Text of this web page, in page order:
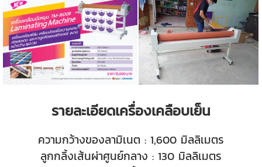
รายละเอียดเครื่องเคลือบเย็น
ความกว้างของลามิเนต : 1,600 มิลลิเมตร
ลูกกลิ้งเส้นผ่าศูนย์กลาง : 130 มิลลิเมตร